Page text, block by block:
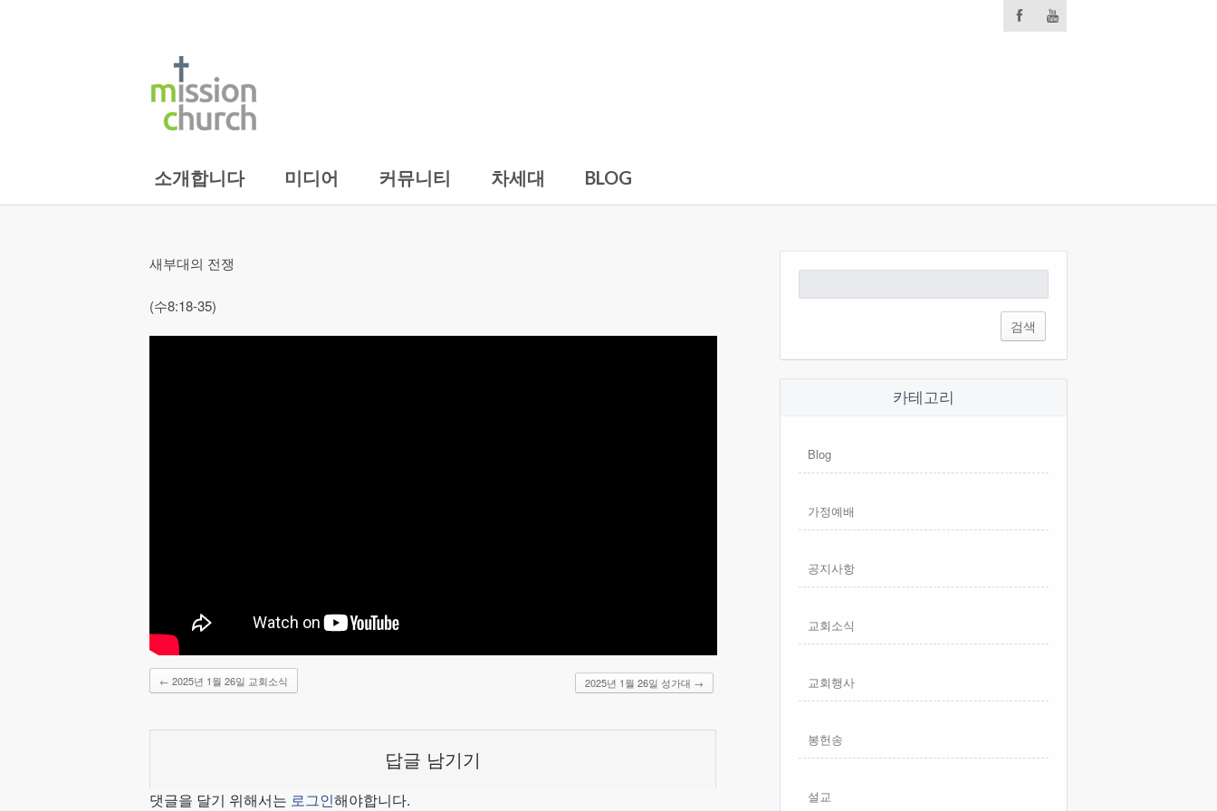
소개합니다 미디어 커뮤니티 차세대 BLOG
새부대의 전쟁
(수8:18-35)
← 2025년 1월 26일 교회소식 2025년 1월 26일 성가대 →
답글 남기기
댓글을 달기 위해서는 로그인해야합니다.
색:
카테고리
Blog
가정예배
공지사항
교회소식
교회행사
봉헌송
설교